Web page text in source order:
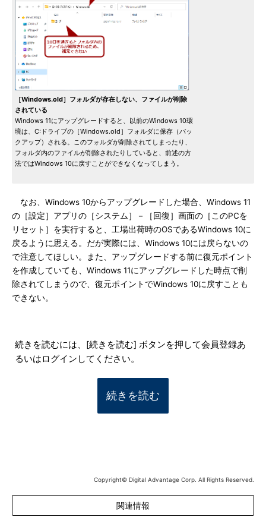
［Windows.old］フォルダが存在しない、ファイルが削除
されている
Windows 11にアップグレードすると、以前のWindows 10環
境は、C:ドライブの［Windows.old］フォルダに保存（バッ
クアップ）される。このフォルダが削除されてしまったり、
フォルダ内のファイルが削除されたりしていると、前述の方
法ではWindows 10に戻すことができなくなってしまう。
なお、Windows 10からアップグレードした場合、Windows 11
の［設定］アプリの［システム］－［回復］画面の［このPCを
リセット］を実行すると、工場出荷時のOSであるWindows 10に
戻るように思える。だが実際には、Windows 10には戻らないの
で注意してほしい。また、アップグレードする前に復元ポイント
を作成していても、Windows 11にアップグレードした時点で削
除されてしまうので、復元ポイントでWindows 10に戻すことも
できない。
続きを読むには、[続きを読む] ボタンを押して会員登録あ
るいはログインしてください。
続きを読む
Copyright© Digital Advantage Corp. All Rights Reserved.
関連情報